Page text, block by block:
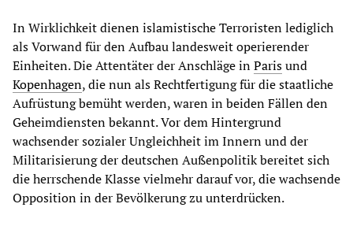
In Wirklichkeit dienen islamistische Terroristen lediglich
als Vorwand für den Aufbau landesweit operierender
Einheiten. Die Attentäter der Anschläge inParisund
Kopenhagen, die nun als Rechtfertigung für die staatliche
Aufrüstung bemüht werden, waren in beiden Fällen den
Geheimdiensten bekannt. Vor dem Hintergrund
wachsender sozialer Ungleichheit im Innern und der
Militarisierung der deutschen Außenpolitik bereitet sich
die herrschende Klasse vielmehr darauf vor, die wachsende
Opposition in der Bevölkerung zu unterdrücken.